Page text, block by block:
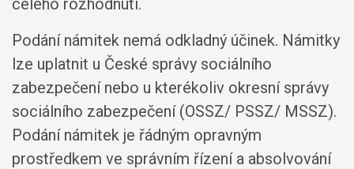
Podání námitek nemá odkladný účinek. Námitky
lze uplatnit u České správy sociálního
zabezpečení nebo u kterékoliv okresní správy
sociálního zabezpečení (OSSZ/ PSSZ/ MSSZ).
Podání námitek je řádným opravným
prostředkem ve správním řízení a absolvování